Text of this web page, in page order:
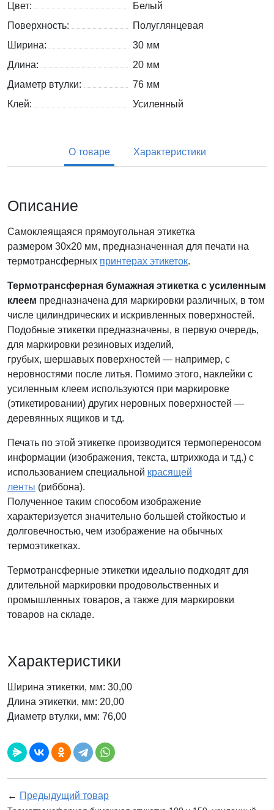
Цвет:
Белый
Поверхность:
Полуглянцевая
Ширина:
30 мм
Длина:
20 мм
Диаметр втулки:
76 мм
Клей:
Усиленный
О товаре Характеристики
Описание
Самоклеящаяся прямоугольная этикетка
размером 30х20 мм, предназначенная для печати на
термотрансферных принтерах этикеток.
Термотрансферная бумажная этикетка с усиленным
клеем предназначена для маркировки различных, в том
числе цилиндрических и искривленных поверхностей.
Подобные этикетки предназначены, в первую очередь,
для маркировки резиновых изделий,
грубых, шершавых поверхностей — например, с
неровностями после литья. Помимо этого, наклейки с
усиленным клеем используются при маркировке
(этикетировании) других неровных поверхностей —
деревянных ящиков и т.д.
Печать по этой этикетке производится термопереносом
информации (изображения, текста, штрихкода и т.д.) с
использованием специальной красящей
ленты (риббона).
Полученное таким способом изображение
характеризуется значительно большей стойкостью и
долговечностью, чем изображение на обычных
термоэтикетках.
Термотрансферные этикетки идеально подходят для
длительной маркировки продовольственных и
промышленных товаров, а также для маркировки
товаров на складе.
Характеристики
Ширина этикетки, мм: 30,00
Длина этикетки, мм: 20,00
Диаметр втулки, мм: 76,00
← Предыдущий товар